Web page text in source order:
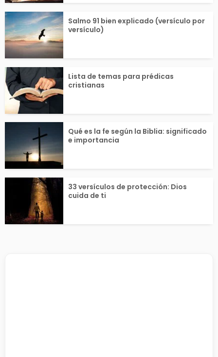
Salmo 91 bien explicado (versículo por
versículo)
Lista de temas para prédicas
cristianas
Qué es la fe según la Biblia: significado
e importancia
33 versículos de protección: Dios
cuida de ti